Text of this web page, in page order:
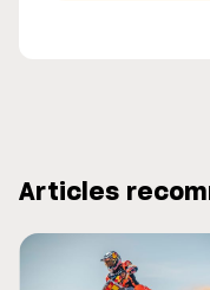
Articles